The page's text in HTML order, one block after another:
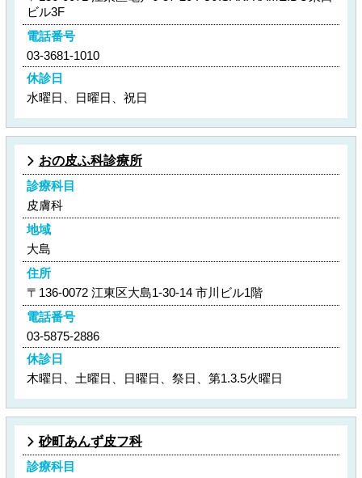
ビル3F
電話番号
03-3681-1010
休診日
水曜日、日曜日、祝日
おの皮ふ科診療所
診療科目
皮膚科
地域
大島
住所
〒136-0072 江東区大島1-30-14 市川ビル1階
電話番号
03-5875-2886
休診日
木曜日、土曜日、日曜日、祭日、第1.3.5火曜日
砂町あんず皮フ科
診療科目